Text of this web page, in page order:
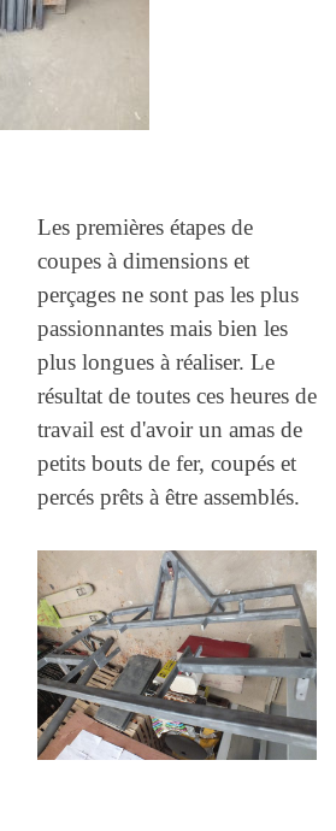
Les premières étapes de
coupes à dimensions et
perçages ne sont pas les plus
passionnantes mais bien les
plus longues à réaliser. Le
résultat de toutes ces heures de
travail est d'avoir un amas de
petits bouts de fer, coupés et
percés prêts à être assemblés.